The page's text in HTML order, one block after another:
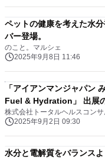
ペットの健康を考えた水
バー登場。
のこと。マルシェ
2025年9月8日 11:46
「アイアンマンジャパン
Fuel & Hydration」 出展
株式会社トータルヘルスコン
2025年9月2日 09:30
水分と電解質をバランス